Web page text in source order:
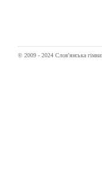
© 2009 - 2024 Слов'янська